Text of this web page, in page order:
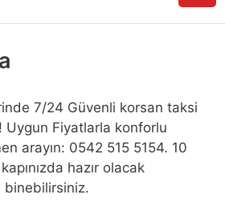
7/24 Güvenli korsan taksi
Uygun Fiyatlarla konforlu
arayın: 0542 515 5154. 10
hazır olacak
binebilirsiniz.